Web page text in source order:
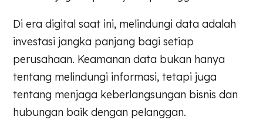
Di era digital saat ini, melindungi data adalah
investasi jangka panjang bagi setiap
perusahaan. Keamanan data bukan hanya
tentang melindungi informasi, tetapi juga
tentang menjaga keberlangsungan bisnis dan
hubungan baik dengan pelanggan.